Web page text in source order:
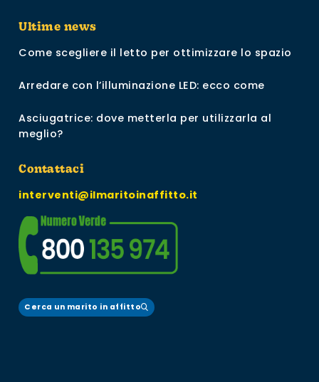
Ultime news
Come scegliere il letto per ottimizzare lo spazio
Arredare con l’illuminazione LED: ecco come
Asciugatrice: dove metterla per utilizzarla al
meglio?
Contattaci
interventi@ilmaritoinaffitto.it
Cerca un marito in affitto